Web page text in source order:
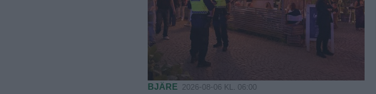
BJÄRE 2026-08-06 KL. 06:00